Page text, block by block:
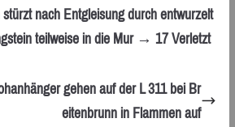
nach Entgleisung durch entwurzelt
teilweise in die Mur → 17 Verletzt
gehen auf der L 311 bei Br
eitenbrunn in Flammen auf